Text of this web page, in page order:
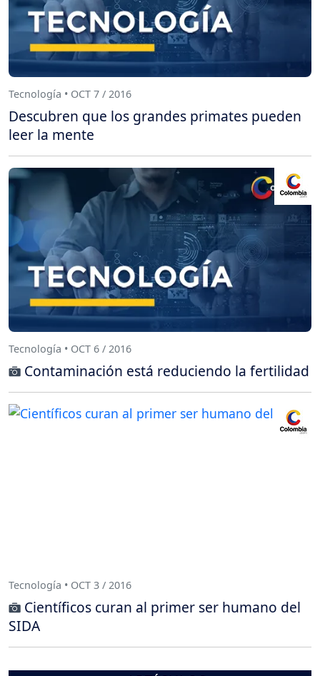
Tecnología • OCT 7 / 2016
Descubren que los grandes primates pueden
leer la mente
Tecnología • OCT 6 / 2016
Contaminación está reduciendo la fertilidad
Tecnología • OCT 3 / 2016
Científicos curan al primer ser humano del
SIDA